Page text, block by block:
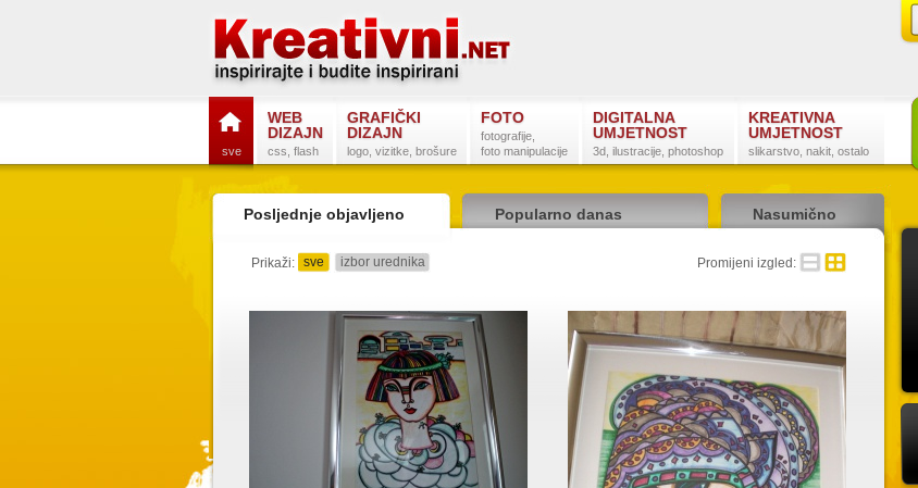
sve
WEB
DIZAJN
css, flash
GRAFIČKI
DIZAJN
logo, vizitke, brošure
FOTO
fotografije,
foto manipulacije
DIGITALNA
UMJETNOST
3d, ilustracije, photoshop
KREATIVNA
UMJETNOST
slikarstvo, nakit, ostalo
Posljednje objavljeno Popularno danas Nasumično
Prikaži: sve izbor urednika Promijeni izgled:
Postanite naš fan na Facebooku
Slijedite nas na Twitteru
Pretplatite se na RSS